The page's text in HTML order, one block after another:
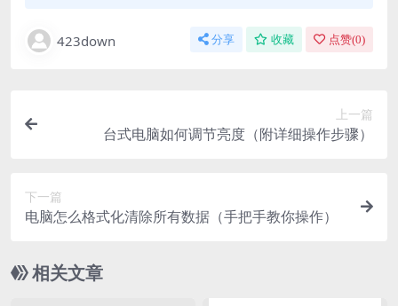
423down 分享 收藏 点赞(0)
上一篇
台式电脑如何调节亮度（附详细操作步骤）
下一篇
电脑怎么格式化清除所有数据（手把手教你操作）
相关文章